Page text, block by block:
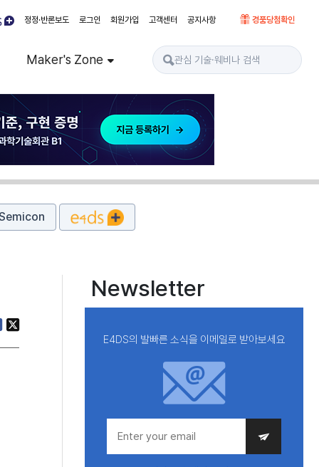
정정·반론보도 로그인 회원가입 고객센터 공지사항 경품당첨확인
Maker's Zone
Newsletter
E4DS의 발빠른 소식을 이메일로 받아보세요